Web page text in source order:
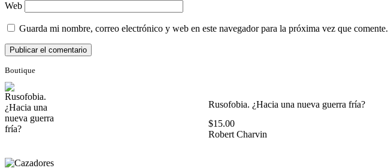
Web
Guarda mi nombre, correo electrónico y web en este navegador para la próxima vez que comente.
Boutique
Rusofobia. ¿Hacia una nueva guerra fría?
$15.00
Robert Charvin